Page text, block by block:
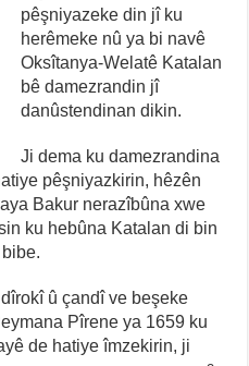
pêşniyazeke din jî ku
herêmeke nû ya bi navê
Oksîtanya-Welatê Katalan
bê damezrandin jî
danûstendinan dikin.
Ji dema ku damezrandina
pêşniyazkirin, hêzên
Bakur nerazîbûna xwe
ku hebûna Katalan di bin
û çandî ve beşeke
Pîrene ya 1659 ku
de hatiye îmzekirin, ji